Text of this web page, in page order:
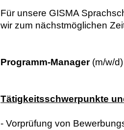
Für unsere GISMA
wir zum nächstmöglichen
Programm-Manager(m/w/d)
Tätigkeitsschwerpunkte
- Vorprüfung von